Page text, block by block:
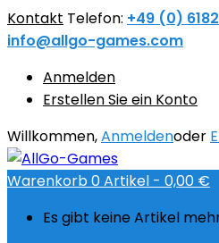
Kontakt Telefon: +49 (0)
info@allgo-games.com
Anmelden
Erstellen Sie ein Konto
Willkommen,Anmeldenoder
Warenkorb0Artikel - 0,00 €
Es gibt keine Artikel